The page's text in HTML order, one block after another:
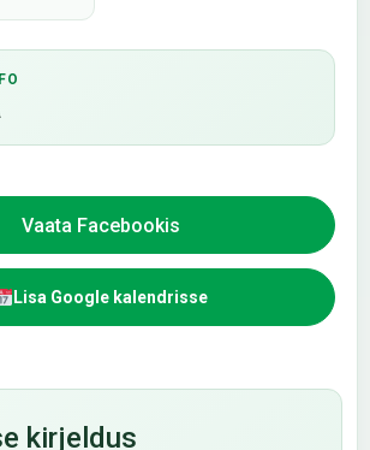
Vaata Facebookis
Lisa Google kalendrisse
kirjeldus